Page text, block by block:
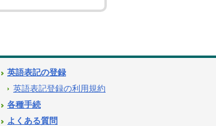
英語表記の登録
英語表記登録の利用規約
各種手続
よくある質問